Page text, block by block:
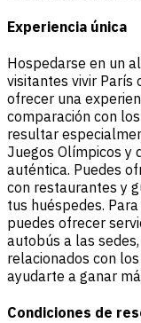
Experiencia única
Hospedarse en un
visitantes vivir París
ofrecer una
comparación con
resultar
Juegos Olímpicos y
auténtica. Puedes
con restaurantes y
tus huéspedes.
puedes ofrecer
autobús a las
relacionados con
ayudarte a ganar
Condiciones de